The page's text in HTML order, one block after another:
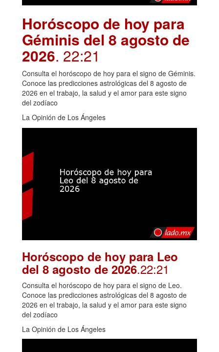
Horóscopo de hoy para
Géminis del 8 agosto de
2026. 22:21
Consulta el horóscopo de hoy para el signo de Géminis.
Conoce las predicciones astrológicas del 8 agosto de
2026 en el trabajo, la salud y el amor para este signo
del zodíaco
La Opinión de Los Ángeles
Horóscopo de hoy para Leo
del 8 agosto de 2026.22:21
Consulta el horóscopo de hoy para el signo de Leo.
Conoce las predicciones astrológicas del 8 agosto de
2026 en el trabajo, la salud y el amor para este signo
del zodíaco
La Opinión de Los Ángeles